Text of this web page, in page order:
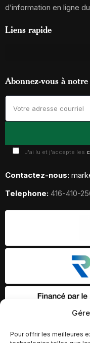
Pour offrir les meilleures
d’information en ligne
Liens rapide
Abonnez-vous à notre
J'ai lu et j'accepte les
Contactez-nous:
Telephone: 416-410-